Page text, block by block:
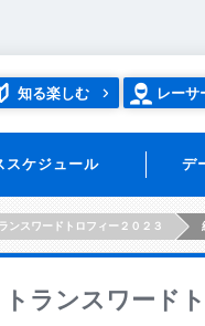
知る楽しむ レーサ
スケジュール デ
ランスワードトロフィー２０２３
トランスワード